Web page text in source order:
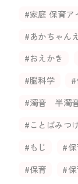
#家庭 保育ア
#あかちゃん
#おえかき
#脳科学
#濁音 半濁
#ことばみつ
#もじ
#
#保育
#